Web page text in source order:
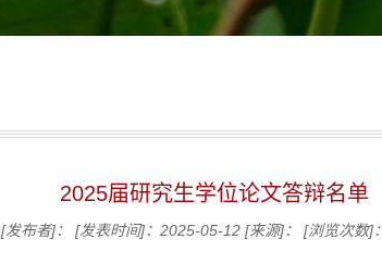
2025届研究生学位论文答辩名单
[发布者]： [发表时间]：2025-05-12 [来源]： [浏览次数]：